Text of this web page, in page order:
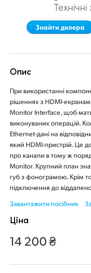
Співпраця
Клавіатура
Панелі
Консолі
Studio
Media
Finland
France
India
Italy
Japan
Korea
Mexico
New Zealand
Finland
France
India
Italy
Japan
Korea
Mexico
New Zealand
Знайти дилера
Опис
При використанні
рішеннях з HDMI-
Monitor Interface, щоб
виконуваних операцій.
Ethernet-дані на
який HDMI-пристрій. Це
про канали в тому ж
Monitor. Крупний план
губ з фонограмою. Крім
підключення до
Завантажити посібник
Ціна
14 200 ₴